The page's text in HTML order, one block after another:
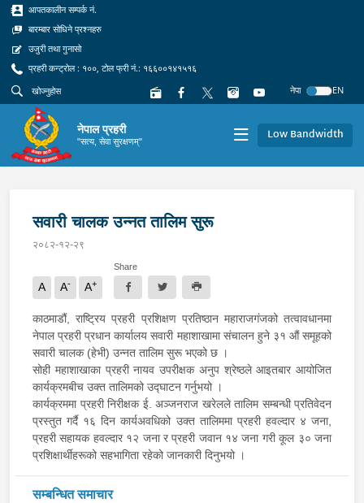
आपतकालीन सम्पर्क नं.
बारम्बार सोधिने प्रश्नहरु
उजुरी तथा गुनासो
प्रहरी कन्ट्रोल : १००, टोल फ्री नं.: १६६००१४१५१६
नेपा
EN
नेपाल प्रहरी
"सत्य, सेवा सुरक्षणम्" Low Bandwidth
सवारी चालक उन्नत तालिम सुरू
२०८२-१२-२९
A A- A+
Share
काठमाडौं, राष्ट्रिय प्रहरी प्रशिक्षण प्रतिष्ठान महाराजगंजको तत्वावधानमा
नेपाल प्रहरी प्रधान कार्यालय सवारी महाशाखामा संचालन हुने ३१ औं समूहको
सवारी चालक (हेभी) उन्नत तालिम सुरू भएको छ ।
सोही महाशाखाका प्रहरी नायव उपरीक्षक अनुप श्रेष्ठले आइतबार आयोजित
कार्यक्रमबीच उक्त तालिमको उद्‍घाटन गर्नुभयो ।
कार्यक्रममा प्रहरी निरीक्षक ई. अञ्जनराज खरेलले तालिम सम्बन्धी प्रतिवेदन
प्रस्तुत गर्दै १६ दिन कार्यअवधिको उक्त तालिममा प्रहरी हवल्दार ४ जना,
प्रहरी सहायक हवल्दार १२ जना र प्रहरी जवान १४ जना गरी कूल ३० जना
प्रशिक्षार्थीहरूको सहभागिता रहेको जानकारी दिनुभयो ।
सम्बन्धित समाचार